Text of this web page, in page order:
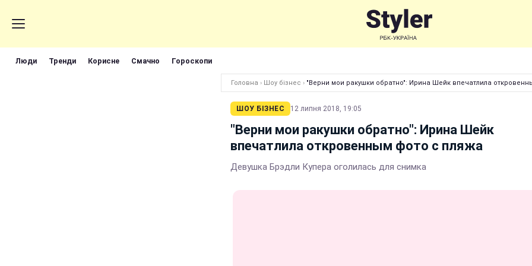
Люди Тренди Корисне Смачно Гороскопи
Головна › Шоу бізнес › "Верни мои ракушки обратно": Ирина Шейк впечатлила
ШОУ БІЗНЕС 12 липня 2018, 19:05
"Верни мои ракушки обратно": Ирина Шейк
впечатлила откровенным фото с пляжа
Девушка Брэдли Купера оголилась для снимка